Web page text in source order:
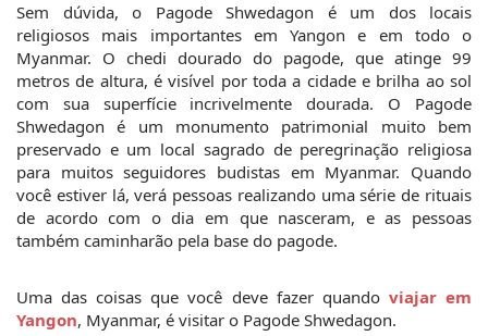
Sem dúvida, o Pagode Shwedagon é um dos locais
religiosos mais importantes em Yangon e em todo o
Myanmar. O chedi dourado do pagode, que atinge 99
metros de altura, é visível por toda a cidade e brilha ao sol
com sua superfície incrivelmente dourada. O Pagode
Shwedagon é um monumento patrimonial muito bem
preservado e um local sagrado de peregrinação religiosa
para muitos seguidores budistas em Myanmar. Quando
você estiver lá, verá pessoas realizando uma série de rituais
de acordo com o dia em que nasceram, e as pessoas
também caminharão pela base do pagode.
Uma das coisas que você deve fazer quando viajar em
Yangon, Myanmar, é visitar o Pagode Shwedagon.